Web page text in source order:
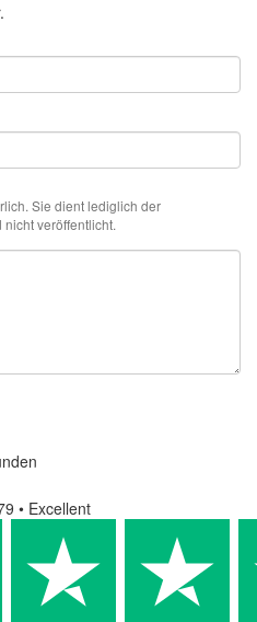
Sie dient lediglich der
veröffentlicht.
• Excellent